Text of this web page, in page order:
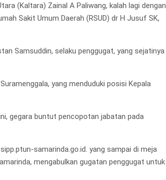
(Kaltara) Zainal A Paliwang, kalah lagi dengan
Sakit Umum Daerah (RSUD) dr H Jusuf SK,
Samsuddin, selaku penggugat, yang sejatinya
yang menduduki posisi Kepala
gegara buntut pencopotan jabatan pada
samarinda.go.id. yang sampai di meja
mengabulkan gugatan penggugat untuk